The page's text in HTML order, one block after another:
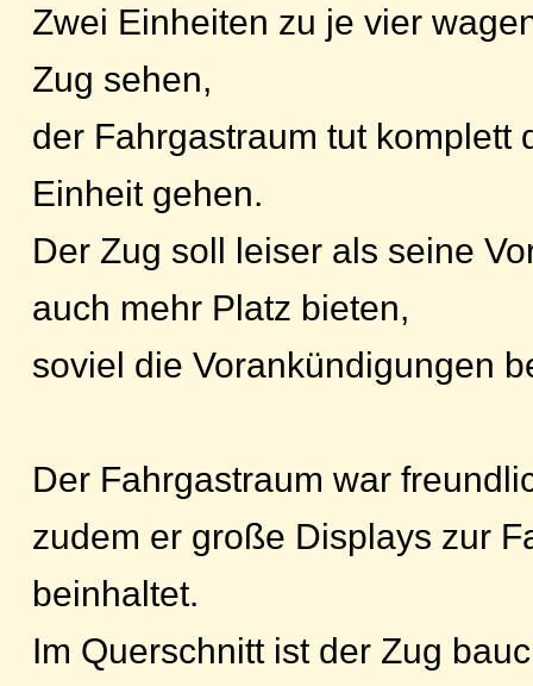
Zwei Einheiten zu je vier
Zug sehen,
der Fahrgastraum tut komplett
Einheit gehen.
Der Zug soll leiser als seine
auch mehr Platz bieten,
soviel die Vorankündigungen
Der Fahrgastraum war
zudem er große Displays zur
beinhaltet.
Im Querschnitt ist der Zug